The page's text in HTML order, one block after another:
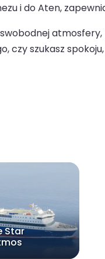
i do Aten,
czy szukasz
Star